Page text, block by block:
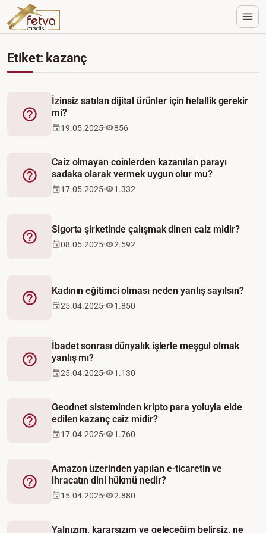
Etiket: kazanç
Fetva
İzinsiz satılan dijital ürünler için helallik gerekir
mi?
19.05.2025 856
Fetva
Caiz olmayan coinlerden kazanılan parayı
sadaka olarak vermek uygun olur mu?
17.05.2025 1.332
Fetva
Sigorta şirketinde çalışmak dinen caiz midir?
08.05.2025 2.592
Fetva
Kadının eğitimci olması neden yanlış sayılsın?
25.04.2025 1.850
Fetva
İbadet sonrası dünyalık işlerle meşgul olmak
yanlış mı?
25.04.2025 1.130
Fetva
Geodnet sisteminden kripto para yoluyla elde
edilen kazanç caiz midir?
17.04.2025 1.760
Fetva
Amazon üzerinden yapılan e-ticaretin ve
ihracatın dini hükmü nedir?
15.04.2025 2.880
Yalnızım, kararsızım ve geleceğim belirsiz, ne